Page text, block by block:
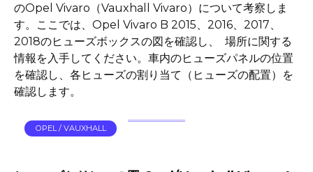
のOpel Vivaro（Vauxhall Vivaro）について考察しま
す。ここでは、Opel Vivaro B 2015、2016、2017、
2018のヒューズボックスの図を確認し、 場所に関する
情報を入手してください。車内のヒューズパネルの位置
を確認し、各ヒューズの割り当て（ヒューズの配置）を
確認します。
OPEL / VAUXHALL